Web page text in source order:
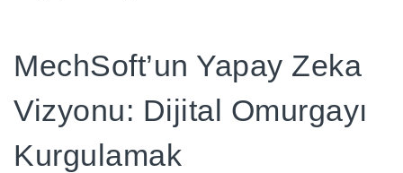
MechSoft’un Yapay Zeka
Vizyonu: Dijital Omurgayı
Kurgulamak